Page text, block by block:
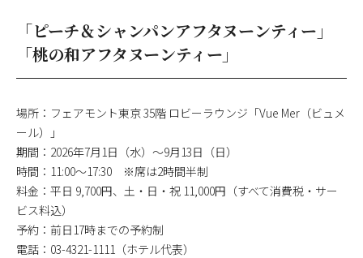
「ピーチ＆シャンパンアフタヌーンティー」
「桃の和アフタヌーンティー」
場所：フェアモント東京 35階 ロビーラウンジ「Vue Mer（ビュメ
ール）」
期間：2026年7⽉1⽇（⽔）〜9⽉13⽇（⽇）
時間：11:00〜17:30 ※席は2時間半制
料⾦：平⽇ 9,700円、⼟・⽇・祝 11,000円（すべて消費税・サー
ビス料込）
予約：前日17時までの予約制
電話：03-4321-1111（ホテル代表）